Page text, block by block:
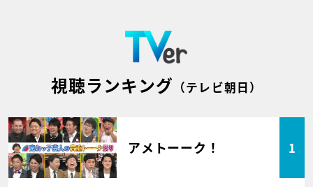
視聴ランキング （テレビ朝日）
アメトーーク！ 1